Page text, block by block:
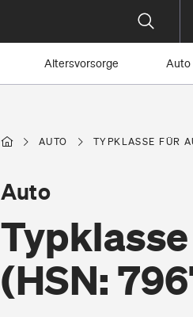
Altersvorsorge Auto
AUTO TYPKLASSE FÜR
(HSN:
Auto